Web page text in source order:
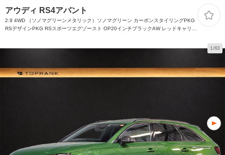
アウディ RS4アバント
2.9 4WD （ソノマグリーンメタリック）ソノマグリーン カーボンスタイリングPKG
RSデザインPKG RSスポーツエグゾースト OP20インチブラックAW レッドキャリパ
1/63